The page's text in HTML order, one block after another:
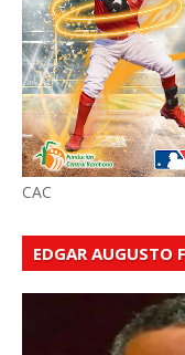
CAC
EDGAR AUGUSTO